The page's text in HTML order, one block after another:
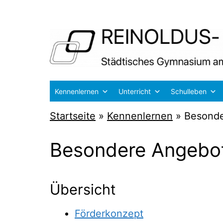
Reinoldus-
und
Schiller-
Dortmund
Kennenlernen Unterricht Schulleben
Startseite » Kennenlernen »
Besondere
Übersicht
För­der­kon­zept